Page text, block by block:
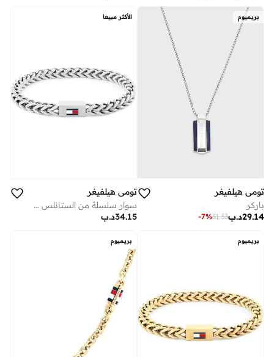
بريميوم
تومي هيلفيغر
باركر
د.ب29.14
31.33
-7%
الأكثر مبيعا
تومي هيلفيغر
سوار سلسلة من الستانلس ستيل بشعار تومي هيلفيغر الأيقوني
د.ب34.15
بريميوم بريميوم